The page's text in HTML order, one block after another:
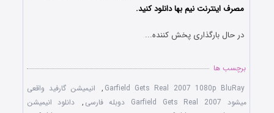
مصرف اینترنت نیم بها دانلود کنید.
در حال بارگذاری پخش کننده...
برچسب ها
Garfield Gets Real 2007 1080p BluRay
, انیمیشن گارفید واقعی
میشود Garfield Gets Real 2007 دوبله فارسی
,
دانلود انیمیشن